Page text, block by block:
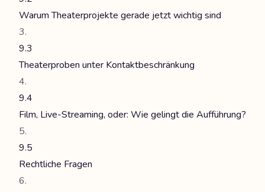
Warum Theaterprojekte gerade jetzt wichtig sind
9.3
Theaterproben unter Kontaktbeschränkung
9.4
Film, Live-Streaming, oder: Wie gelingt die Aufführung?
9.5
Rechtliche Fragen